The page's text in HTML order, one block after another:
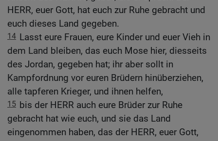
HERR, euer Gott, hat euch zur Ruhe gebracht und
euch dieses Land gegeben.
14 Lasst eure Frauen, eure Kinder und euer Vieh in
dem Land bleiben, das euch Mose hier, diesseits
des Jordan, gegeben hat; ihr aber sollt in
Kampfordnung vor euren Brüdern hinüberziehen,
alle tapferen Krieger, und ihnen helfen,
15 bis der HERR auch eure Brüder zur Ruhe
gebracht hat wie euch, und sie das Land
eingenommen haben, das der HERR, euer Gott,